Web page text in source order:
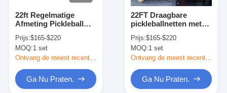
22ft Regelmatige
Afmeting Pickleball
Handzwengel
Spansysteem en
Wielensysteem
Prijs:$165-$220
MOQ:1 set
Ontvang de meest recente Prijs
Ga Nu Praten.
22FT Draagbare
pickleballnetten met
reguleringssysteem
voor buiten- en
binnengebruik
Prijs:$165-$220
MOQ:1 set
Ontvang de meest recente Prijs
Ga Nu Praten.